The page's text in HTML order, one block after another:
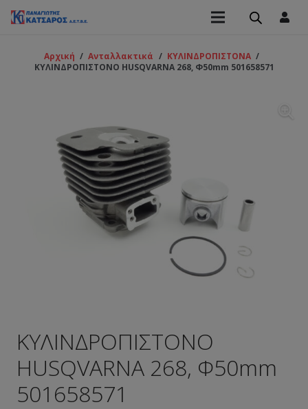
Αρχική / Ανταλλακτικά / ΚΥΛΙΝΔΡΟΠΙΣΤΟΝΑ /
ΚΥΛΙΝΔΡΟΠΙΣΤΟΝΟ HUSQVARNA 268, Φ50mm 501658571
ΚΥΛΙΝΔΡΟΠΙΣΤΟΝΟ
HUSQVARNA 268, Φ50mm
501658571